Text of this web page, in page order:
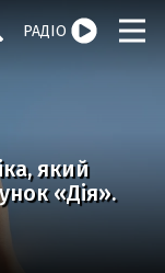
РАДІО
який
«Дія».